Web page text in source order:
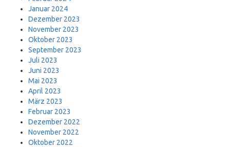
Januar 2024
Dezember 2023
November 2023
Oktober 2023
September 2023
Juli 2023
Juni 2023
Mai 2023
April 2023
März 2023
Februar 2023
Dezember 2022
November 2022
Oktober 2022